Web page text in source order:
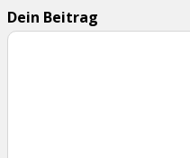
Dein Beitrag